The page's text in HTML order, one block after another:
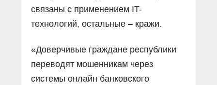
связаны с применением IT-
технологий, остальные – кражи.
«Доверчивые граждане республики
переводят мошенникам через
системы онлайн банковского